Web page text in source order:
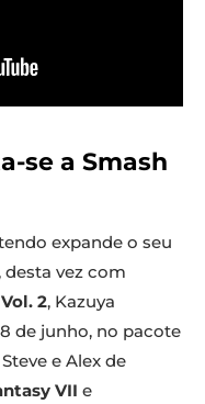
se a Smash
expande o seu
vez com
2, Kazuya
de junho, no pacote
Steve e Alex de
VII e